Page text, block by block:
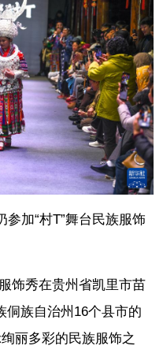
加“村T”舞台民族服饰
饰秀在贵州省凯里市苗
侗族自治州16个县市的
丽多彩的民族服饰之